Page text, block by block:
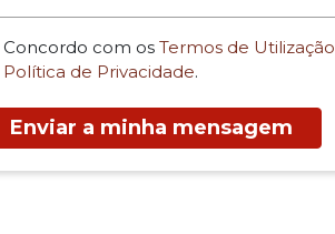
Concordo com os Termos de Utilização
Política de Privacidade.
Enviar a minha mensagem